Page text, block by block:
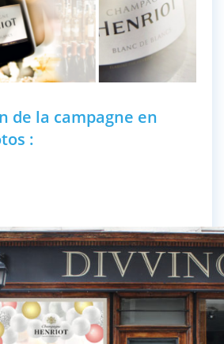
de la campagne en
: